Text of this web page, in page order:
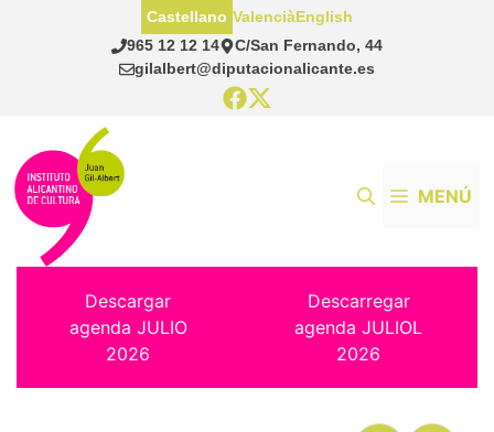
965 12 12 14
C/San Fernando, 44
gilalbert@diputacionalicante.es
Castellano ValenciàEnglish
MENÚ
Descargar
agenda JULIO
2026
Descarregar
agenda JULIOL
2026